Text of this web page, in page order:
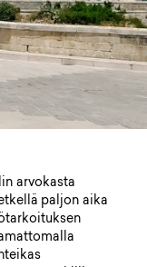
arvokasta
paljon aika